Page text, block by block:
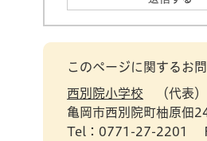
このページに関するお
西別院小学校
代表
亀岡市西別院町柚原佃
Tel：0771-27-2201